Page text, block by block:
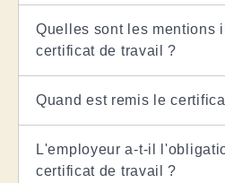
Quelles sont les mentions
certificat de travail ?
Quand est remis le
L'employeur a-t-il
certificat de travail ?